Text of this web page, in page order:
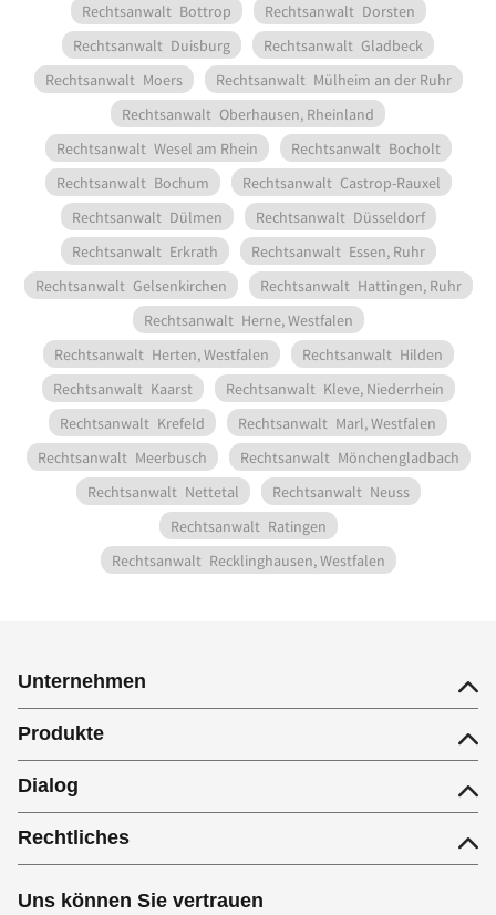
Rechtsanwalt Bottrop Rechtsanwalt Dorsten
Rechtsanwalt Duisburg Rechtsanwalt Gladbeck
Rechtsanwalt Moers Rechtsanwalt Mülheim an der Ruhr
Rechtsanwalt Oberhausen, Rheinland
Rechtsanwalt Wesel am Rhein Rechtsanwalt Bocholt
Rechtsanwalt Bochum Rechtsanwalt Castrop-Rauxel
Rechtsanwalt Dülmen Rechtsanwalt Düsseldorf
Rechtsanwalt Erkrath Rechtsanwalt Essen, Ruhr
Rechtsanwalt Gelsenkirchen Rechtsanwalt Hattingen, Ruhr
Rechtsanwalt Herne, Westfalen
Rechtsanwalt Herten, Westfalen Rechtsanwalt Hilden
Rechtsanwalt Kaarst Rechtsanwalt Kleve, Niederrhein
Rechtsanwalt Krefeld Rechtsanwalt Marl, Westfalen
Rechtsanwalt Meerbusch Rechtsanwalt Mönchengladbach
Rechtsanwalt Nettetal Rechtsanwalt Neuss
Rechtsanwalt Ratingen
Rechtsanwalt Recklinghausen, Westfalen
Unternehmen
Produkte
Dialog
Rechtliches
Uns können Sie vertrauen